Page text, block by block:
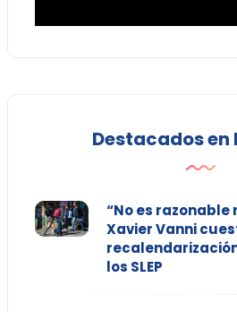
Destacados en
“No es razonable
Xavier Vanni
los SLEP